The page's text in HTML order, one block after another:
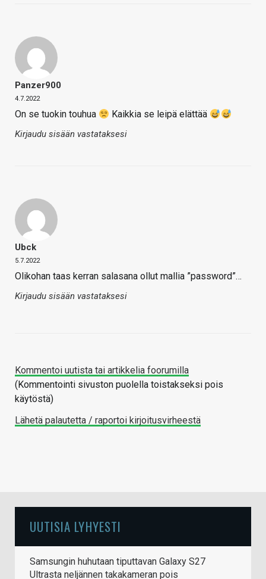
Panzer900
4.7.2022
On se tuokin touhua Kaikkia se leipä elättää
Kirjaudu sisään vastataksesi
Ubck
5.7.2022
Olikohan taas kerran salasana ollut mallia ”password”…
Kirjaudu sisään vastataksesi
Kommentoi uutista tai artikkelia foorumilla
(Kommentointi sivuston puolella toistakseksi pois
käytöstä)
Lähetä palautetta / raportoi kirjoitusvirheestä
UUTISIA LYHYESTI
Samsungin huhutaan tiputtavan Galaxy S27
Ultrasta neljännen takakameran pois